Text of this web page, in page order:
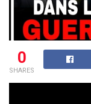
0
SHARES